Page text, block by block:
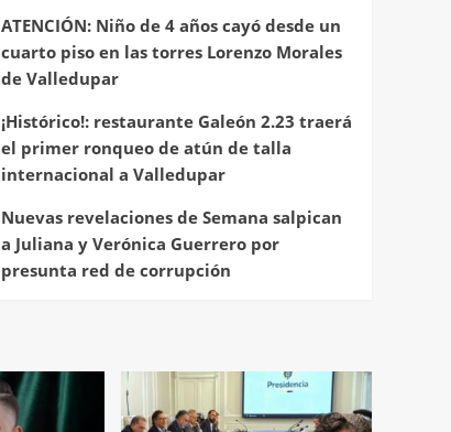
ATENCIÓN: Niño de 4 años cayó desde un
cuarto piso en las torres Lorenzo Morales
de Valledupar
¡Histórico!: restaurante Galeón 2.23 traerá
el primer ronqueo de atún de talla
internacional a Valledupar
Nuevas revelaciones de Semana salpican
a Juliana y Verónica Guerrero por
presunta red de corrupción